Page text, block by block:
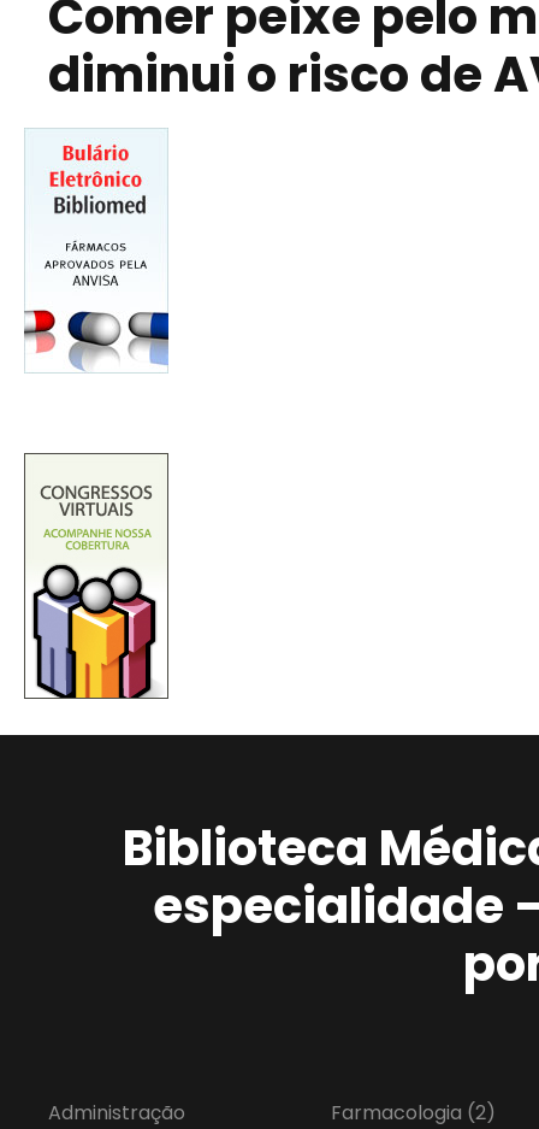
Comer peixe pelo
diminui o risco de
Biblioteca
especialidade
Administração
Farmacologia (2)